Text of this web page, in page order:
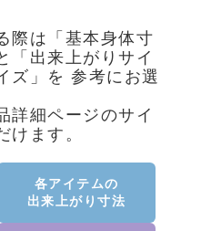
際は「基本身体寸
「出来上がりサイ
ズ」を 参考にお選
詳細ページのサイ
けます。
各アイテムの
出来上がり寸法